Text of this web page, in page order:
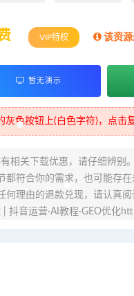
VIP特权 该资
暂无演示
色按钮上(白色字符)，点击
相关下载优惠，请仔细辨别
都符合你的需求，也可能存
何理由的退款兑现，请认真
抖音运营·AI教程·GEO优化